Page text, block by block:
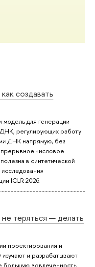
создавать
для генерации
регулирующих работу
ДНК напрямую, без
числовое
в синтетической
исследования
ICLR 2026.
теряться — делать
проектирования и
и разрабатывают
большую вовлеченность